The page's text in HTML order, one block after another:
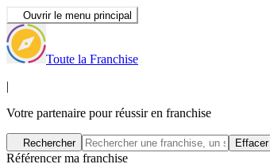
Ouvrir le menu principal
Toute la Franchise
|
Votre partenaire pour réussir en franchise
Rechercher Effacer
Référencer ma franchise